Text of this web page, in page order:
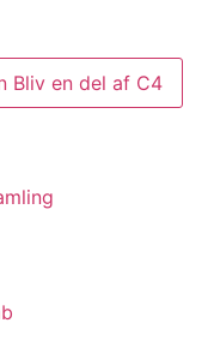
Bliv en del af C4